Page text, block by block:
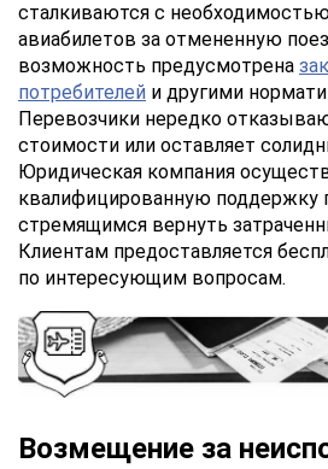
сталкиваются с
авиабилетов за отмененную
возможность предусмотрена
потребителей и другими
Перевозчики нередко
стоимости или оставляет
Юридическая компания
квалифицированную поддержку
стремящимся вернуть
Клиентам предоставляется
по интересующим вопросам.
Возмещение за